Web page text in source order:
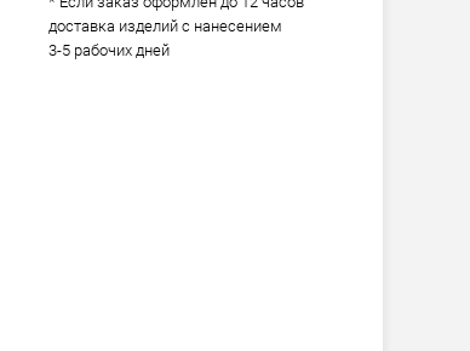
доставка изделий с нанесением
3-5 рабочих дней